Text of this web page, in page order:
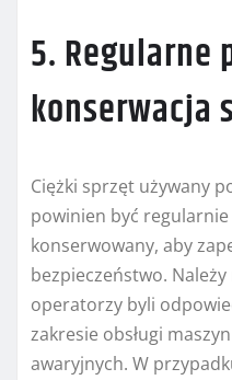
5. Regularne
konserwacja
Ciężki sprzęt używany
powinien być
konserwowany, aby
bezpieczeństwo.
operatorzy byli
zakresie obsługi
awaryjnych. W